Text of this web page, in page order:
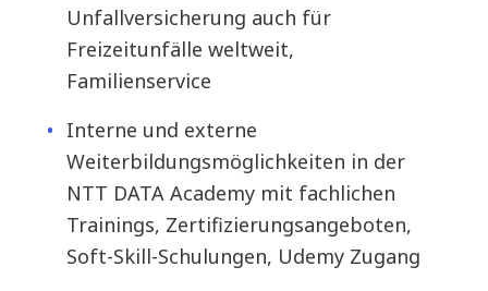
Unfallversicherung auch für
Freizeitunfälle weltweit,
Familienservice
Interne und externe
Weiterbildungsmöglichkeiten in der
NTT DATA Academy mit fachlichen
Trainings, Zertifizierungsangeboten,
Soft-Skill-Schulungen, Udemy Zugang